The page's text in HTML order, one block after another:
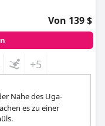
Von 139 $
+5
Nähe des Uga-
es zu einer